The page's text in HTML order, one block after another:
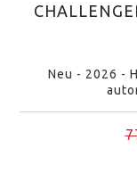
Neu - 2026 -